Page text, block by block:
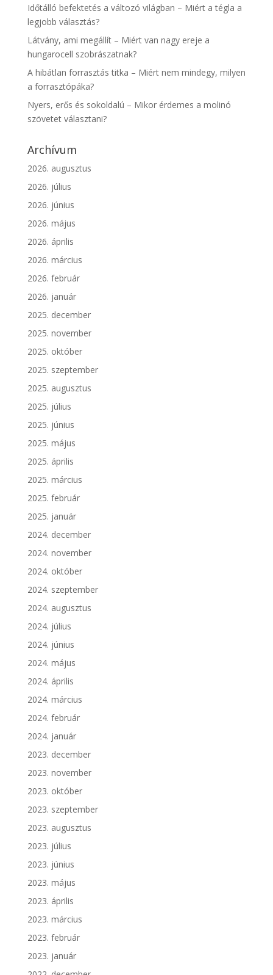
Időtálló befektetés a változó világban – Miért a tégla a
legjobb választás?
Látvány, ami megállít – Miért van nagy ereje a
hungarocell szobrászatnak?
A hibátlan forrasztás titka – Miért nem mindegy, milyen
a forrasztópáka?
Nyers, erős és sokoldalú – Mikor érdemes a molinó
szövetet választani?
Archívum
2026. augusztus
2026. július
2026. június
2026. május
2026. április
2026. március
2026. február
2026. január
2025. december
2025. november
2025. október
2025. szeptember
2025. augusztus
2025. július
2025. június
2025. május
2025. április
2025. március
2025. február
2025. január
2024. december
2024. november
2024. október
2024. szeptember
2024. augusztus
2024. július
2024. június
2024. május
2024. április
2024. március
2024. február
2024. január
2023. december
2023. november
2023. október
2023. szeptember
2023. augusztus
2023. július
2023. június
2023. május
2023. április
2023. március
2023. február
2023. január